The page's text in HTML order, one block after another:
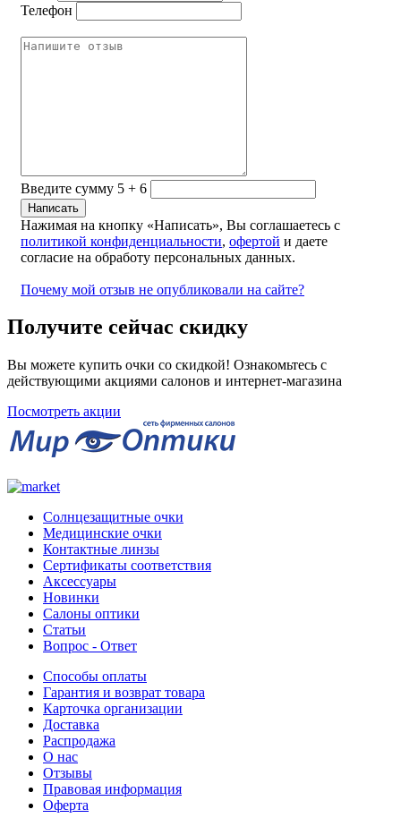
Телефон
Введите сумму 5 + 6
Нажимая на кнопку «Написать», Вы соглашаетесь с
политикой конфиденциальности, офертой и даете
согласие на обработу персональных данных.
Почему мой отзыв не опубликовали на сайте?
Получите сейчас скидку
Вы можете купить очки со скидкой! Ознакомьтесь с
действующими акциями салонов и интернет-магазина
Посмотреть акции
Солнцезащитные очки
Медицинские очки
Контактные линзы
Сертификаты соответствия
Аксессуары
Новинки
Салоны оптики
Статьи
Вопрос - Ответ
Способы оплаты
Гарантия и возврат товара
Карточка организации
Доставка
Распродажа
О нас
Отзывы
Правовая информация
Оферта